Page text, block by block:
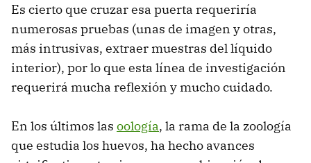
Es cierto que cruzar esa puerta requeriría
numerosas pruebas (unas de imagen y otras,
más intrusivas, extraer muestras del líquido
interior), por lo que esta línea de investigación
requerirá mucha reflexión y mucho cuidado.
En los últimos las oología, la rama de la zoología
que estudia los huevos, ha hecho avances